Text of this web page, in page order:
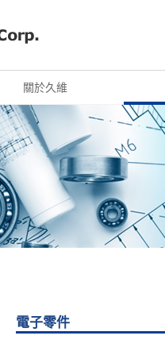
關於久維
電子零件